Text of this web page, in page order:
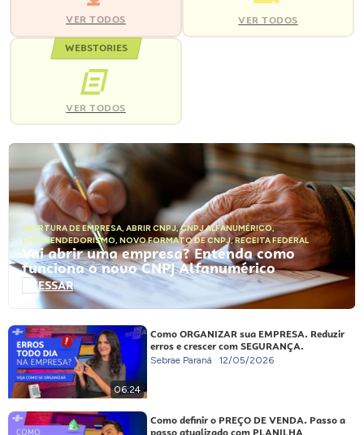
VER TODOS VER TODOS
WEBSTORIES
VER TODOS
ABERTURA DE EMPRESA, ABRIR CNPJ,CNPJ ALFANUMÉRICO,
EMPREENDEDORISMO, NOVO FORMATO DE CNPJ,RECEITA FEDERAL
Vai abrir uma empresa? Entenda como
funciona o novo CNPJ Alfanumérico
ACESSAR
06:24
Como ORGANIZAR sua EMPRESA. Reduzir
erros e crescer com SEGURANÇA.
Sebrae Paraná 12/05/2026
Como definir o PREÇO DE VENDA. Passo a